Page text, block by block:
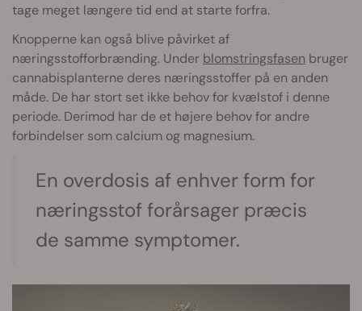
tage meget længere tid end at starte forfra.
Knopperne kan også blive påvirket af
næringsstofforbrænding. Under blomstringsfasen bruger
cannabisplanterne deres næringsstoffer på en anden
måde. De har stort set ikke behov for kvælstof i denne
periode. Derimod har de et højere behov for andre
forbindelser som calcium og magnesium.
En overdosis af enhver form for
næringsstof forårsager præcis
de samme symptomer.